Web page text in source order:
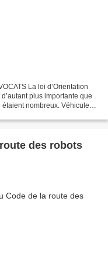
plus importante que
nombreux. Véhicule
des robots